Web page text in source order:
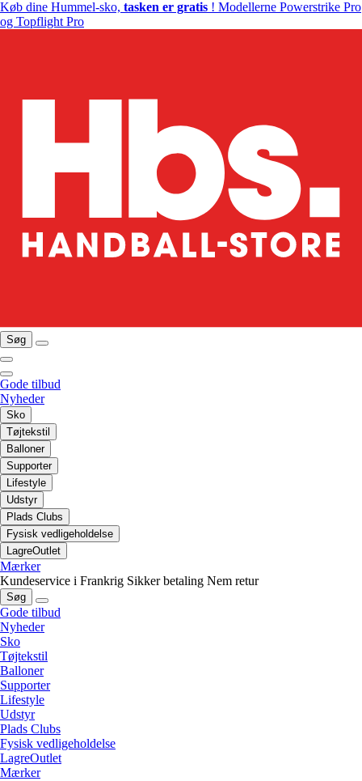
Køb dine Hummel-sko, tasken er gratis ! Modellerne Powerstrike Pro
og Topflight Pro
Søg
Gode tilbud
Nyheder
Sko
Tøjtekstil
Balloner
Supporter
Lifestyle
Udstyr
Plads Clubs
Fysisk vedligeholdelse
LagreOutlet
Mærker
Kundeservice i Frankrig Sikker betaling Nem retur
Søg
Gode tilbud
Nyheder
Sko
Tøjtekstil
Balloner
Supporter
Lifestyle
Udstyr
Plads Clubs
Fysisk vedligeholdelse
LagreOutlet
Mærker